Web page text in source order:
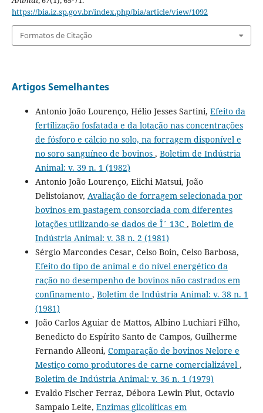
https://bia.iz.sp.gov.br/index.php/bia/article/view/1092
Formatos de Citação
Artigos Semelhantes
Antonio João Lourenço, Hélio Jesses Sartini, Efeito da
fertilização fosfatada e da lotação nas concentrações
de fósforo e cálcio no solo, na forragem disponível e
no soro sanguíneo de bovinos , Boletim de Indústria
Animal: v. 39 n. 1 (1982)
Antonio João Lourenço, Eiichi Matsui, João
Delistoianov, Avaliação de forragem selecionada por
bovinos em pastagem consorciada com diferentes
lotações utilizando-se dados de Î´ 13C , Boletim de
Indústria Animal: v. 38 n. 2 (1981)
Sérgio Marcondes Cesar, Celso Boin, Celso Barbosa,
Efeito do tipo de animal e do nível energético da
ração no desempenho de bovinos não castrados em
confinamento , Boletim de Indústria Animal: v. 38 n. 1
(1981)
João Carlos Aguiar de Mattos, Albino Luchiari Filho,
Benedicto do Espírito Santo de Campos, Guilherme
Fernando Alleoni, Comparação de bovinos Nelore e
Mestiço como produtores de carne comercializável ,
Boletim de Indústria Animal: v. 36 n. 1 (1979)
Evaldo Fischer Ferraz, Débora Lewin Plut, Octavio
Sampaio Leite, Enzimas glicolíticas em